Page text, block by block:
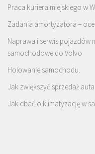
Praca kuriera miejskiego w
Zadania amortyzatora –
Naprawa i serwis pojazdów
samochodowe do Volvo
Holowanie samochodu.
Jak zwiększyć sprzedaż
Jak dbać o klimatyzację w